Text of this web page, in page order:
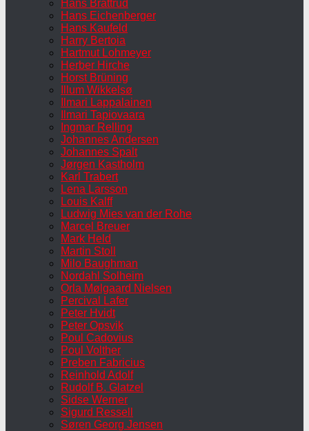
Hans Brattrud
Hans Eichenberger
Hans Kaufeld
Harry Bertoia
Hartmut Lohmeyer
Herber Hirche
Horst Brüning
Illum Wikkelsø
Ilmari Lappalainen
Ilmari Tapiovaara
Ingmar Relling
Johannes Andersen
Johannes Spalt
Jørgen Kastholm
Karl Trabert
Lena Larsson
Louis Kalff
Ludwig Mies van der Rohe
Marcel Breuer
Mark Held
Martin Stoll
Milo Baughman
Nordahl Solheim
Orla Mølgaard Nielsen
Percival Lafer
Peter Hvidt
Peter Opsvik
Poul Cadovius
Poul Volther
Preben Fabricius
Reinhold Adolf
Rudolf B. Glatzel
Sidse Werner
Sigurd Ressell
Søren Georg Jensen